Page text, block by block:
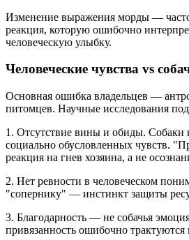
Изменение выражения морды —
реакция, которую ошибочно
человеческую улыбку.
Человеческие чувства vs
Основная ошибка владельцев —
питомцев. Научные исследования
1. Отсутствие вины и обиды. Собаки
социально обусловленных чувств.
реакция на гнев хозяина, а не
2. Нет ревности в человеческом
"сопернику" — инстинкт защиты
3. Благодарность — не собачья
привязанность ошибочно трактуются